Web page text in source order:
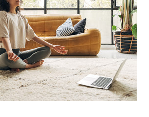
interaktiven Google Karten